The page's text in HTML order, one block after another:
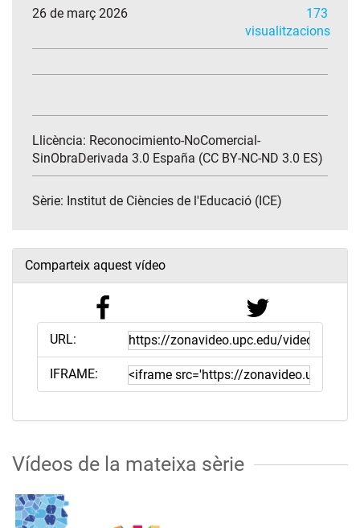
26 de març 2026
173
visualitzacions
Llicència: Reconocimiento-NoComercial-
SinObraDerivada 3.0 España (CC BY-NC-ND 3.0 ES)
Sèrie: Institut de Ciències de l'Educació (ICE)
Comparteix aquest vídeo
URL:
IFRAME:
Vídeos de la mateixa sèrie